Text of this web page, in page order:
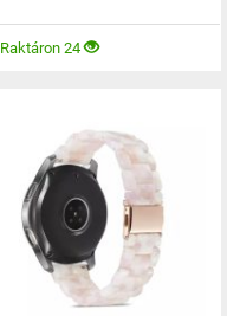
Raktáron 24